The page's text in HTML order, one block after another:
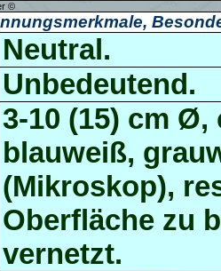
©
Neutral.
Unbedeutend.
3-10 (15) cm Ø,
blauweiß,
(Mikroskop),
Oberfläche zu
vernetzt.